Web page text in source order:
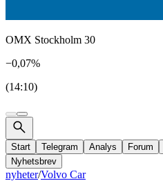
OMX Stockholm 30
−0,07%
(14:10)
Start Telegram Analys Forum
Nyhetsbrev
nyheter/Volvo Car